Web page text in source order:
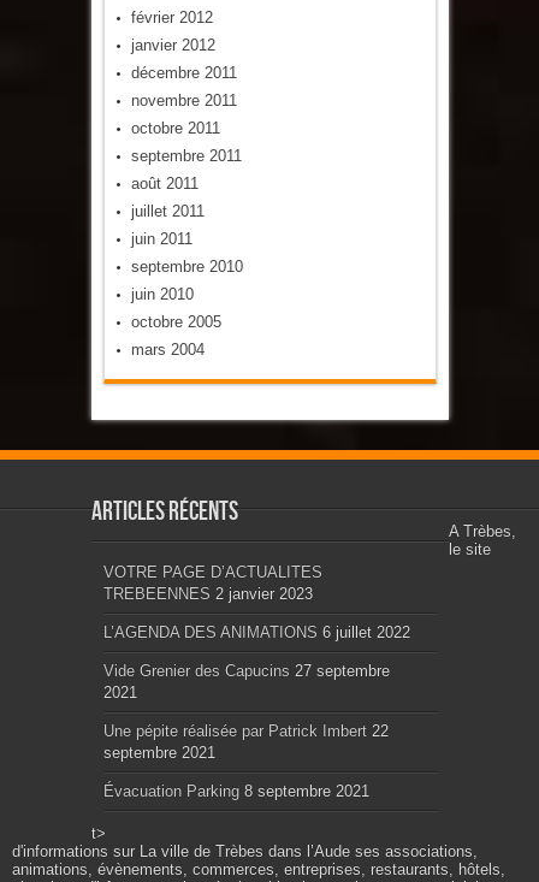
février 2012
janvier 2012
décembre 2011
novembre 2011
octobre 2011
septembre 2011
août 2011
juillet 2011
juin 2011
septembre 2010
juin 2010
octobre 2005
mars 2004
Articles récents
VOTRE PAGE D’ACTUALITES
TREBEENNES 2 janvier 2023
L’AGENDA DES ANIMATIONS 6 juillet 2022
Vide Grenier des Capucins 27 septembre
2021
Une pépite réalisée par Patrick Imbert 22
septembre 2021
Évacuation Parking 8 septembre 2021
t>
A Trèbes,
le site
d'informations sur La ville de Trèbes dans l’Aude ses associations,
animations, évènements, commerces, entreprises, restaurants, hôtels,